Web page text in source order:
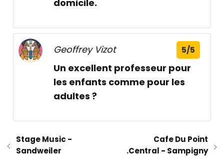
domicile.
Geoffrey Vizot 5/5
Un excellent professeur pour
les enfants comme pour les
adultes ?
Stage Music -
Sandweiler
Cafe Du Point
.Central - Sampigny